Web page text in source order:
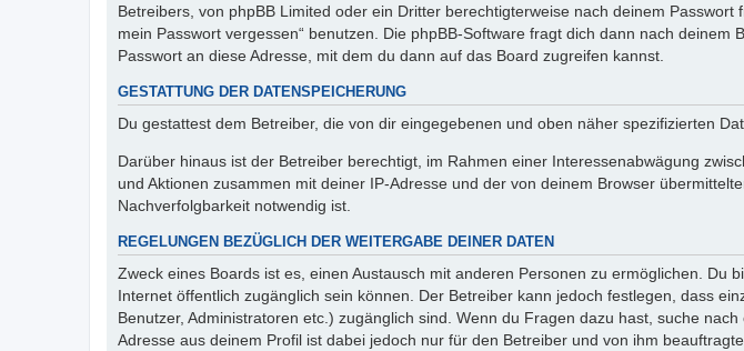
Betreibers, von phpBB Limited oder ein Dritter berechtigterweise nach deinem
mein Passwort vergessen“ benutzen. Die phpBB-Software fragt dich dann nach
Passwort an diese Adresse, mit dem du dann auf das Board zugreifen kannst.
GESTATTUNG DER DATENSPEICHERUNG
Du gestattest dem Betreiber, die von dir eingegebenen und oben näher spezifizierten
Darüber hinaus ist der Betreiber berechtigt, im Rahmen einer Interessenabwägung
und Aktionen zusammen mit deiner IP-Adresse und der von deinem Browser
Nachverfolgbarkeit notwendig ist.
REGELUNGEN BEZÜGLICH DER WEITERGABE DEINER DATEN
Zweck eines Boards ist es, einen Austausch mit anderen Personen zu ermöglichen.
Internet öffentlich zugänglich sein können. Der Betreiber kann jedoch festlegen, dass
Benutzer, Administratoren etc.) zugänglich sind. Wenn du Fragen dazu hast, suche
Adresse aus deinem Profil ist dabei jedoch nur für den Betreiber und von ihm